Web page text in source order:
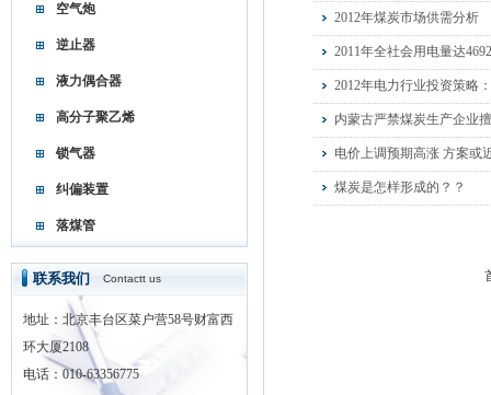
空气炮
逆止器
液力偶合器
高分子聚乙烯
锁气器
纠偏装置
落煤管
联系我们 Contactt us
地址：北京丰台区菜户营58号财富西
环大厦2108
电话：010-63356775
2012年煤炭市场供需分析
2011年全社会用电量达
2012年电力行业投资策略
内蒙古严禁煤炭生产企业
电价上调预期高涨 方案或
煤炭是怎样形成的？？